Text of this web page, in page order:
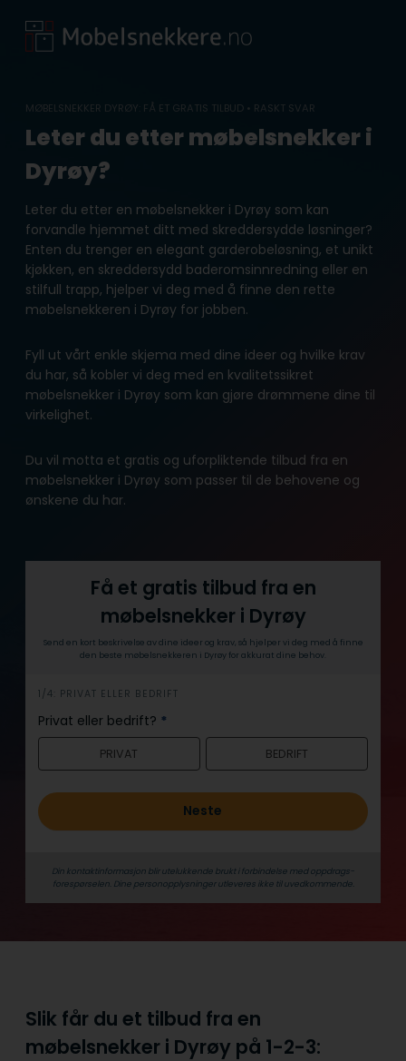
content
MØBELSNEKKER DYRØY: FÅ ET GRATIS TILBUD • RASKT SVAR
Leter du etter møbelsnekker i
Dyrøy?
Leter du etter en møbelsnekker i Dyrøy som kan
forvandle hjemmet ditt med skreddersydde løsninger?
Enten du trenger en elegant garderobeløsning, et unikt
kjøkken, en skreddersydd baderomsinnredning eller en
stilfull trapp, hjelper vi deg med å finne den rette
møbelsnekkeren i Dyrøy for jobben.
Fyll ut vårt enkle skjema med dine ideer og hvilke krav
du har, så kobler vi deg med en kvalitetssikret
møbelsnekker i Dyrøy som kan gjøre drømmene dine til
virkelighet.
Du vil motta et gratis og uforpliktende tilbud fra en
møbelsnekker i Dyrøy som passer til de behovene og
ønskene du har.
Få et gratis tilbud fra en
møbelsnekker i Dyrøy
Send en kort beskrivelse av dine ideer og krav, så hjelper vi deg med å finne
den beste møbelsnekkeren i Dyrøy for akkurat dine behov.
h
e
r
1/4: PRIVAT ELLER BEDRIFT
Privat eller bedrift? *
PRIVAT BEDRIFT
Neste
Din kontaktinformasjon blir utelukkende brukt i forbindelse med oppdrags­
forespørselen. Dine person­­opplysninger utleveres ikke til uvedkommende.
Slik får du et tilbud fra en
møbelsnekker i Dyrøy på 1-2-3: